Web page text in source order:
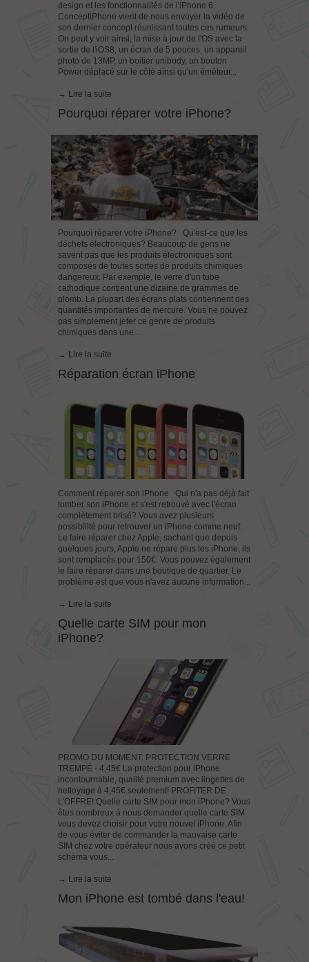
design et les fonctionnalités de l'iPhone 6.
ConceptiPhone vient de nous envoyer la vidéo de
son dernier concept réunissant toutes ces rumeurs.
On peut y voir ainsi, la mise à jour de l'OS avec la
sortie de l'iOS8, un écran de 5 pouces, un appareil
photo de 13MP, un boitier unibody, un bouton
Power déplacé sur le côté ainsi qu'un éméteur...
→ Lire la suite
Pourquoi réparer votre iPhone?
Pourquoi réparer votre iPhone? Qu'est-ce que les
déchets électroniques? Beaucoup de gens ne
savent pas que les produits électroniques sont
composés de toutes sortes de produits chimiques
dangereux. Par exemple, le verre d'un tube
cathodique contient une dizaine de grammes de
plomb. La plupart des écrans plats contiennent des
quantités importantes de mercure. Vous ne pouvez
pas simplement jeter ce genre de produits
chimiques dans une...
→ Lire la suite
Réparation écran iPhone
Comment réparer son iPhone Qui n'a pas déjà fait
tomber son iPhone et s'est retrouvé avec l'écran
complètement brisé? Vous avez plusieurs
possibilité pour retrouver un iPhone comme neuf.
Le faire réparer chez Apple, sachant que depuis
quelques jours, Apple ne répare plus les iPhone, ils
sont remplacés pour 150€. Vous pouvez également
le faire réparer dans une boutique de quartier. Le
problème est que vous n'avez aucune information...
→ Lire la suite
Quelle carte SIM pour mon
iPhone?
PROMO DU MOMENT: PROTECTION VERRE
TREMPÉ - 4,45€ La protection pour iPhone
incontournable, qualité premium avec lingettes de
nettoyage à 4,45€ seulement! PROFITER DE
L'OFFRE! Quelle carte SIM pour mon iPhone? Vous
êtes nombreux à nous demander quelle carte SIM
vous devez choisir pour votre nouvel iPhone. Afin
de vous éviter de commander la mauvaise carte
SIM chez votre opérateur nous avons créé ce petit
schéma vous...
→ Lire la suite
Mon iPhone est tombé dans l'eau!